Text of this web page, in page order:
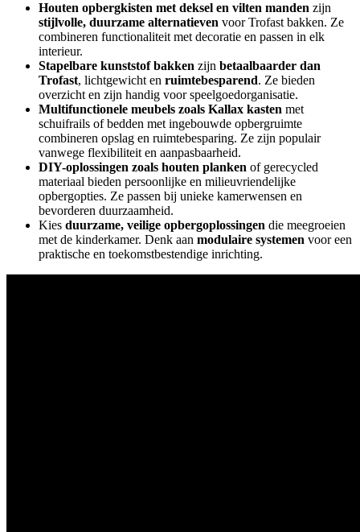
Houten opbergkisten met deksel en vilten manden zijn
stijlvolle, duurzame alternatieven voor Trofast bakken. Ze
combineren functionaliteit met decoratie en passen in elk
interieur.
Stapelbare kunststof bakken zijn betaalbaarder dan
Trofast, lichtgewicht en ruimtebesparend. Ze bieden
overzicht en zijn handig voor speelgoedorganisatie.
Multifunctionele meubels zoals Kallax kasten met
schuifrails of bedden met ingebouwde opbergruimte
combineren opslag en ruimtebesparing. Ze zijn populair
vanwege flexibiliteit en aanpasbaarheid.
DIY-oplossingen zoals houten planken of gerecycled
materiaal bieden persoonlijke en milieuvriendelijke
opbergopties. Ze passen bij unieke kamerwensen en
bevorderen duurzaamheid.
Kies duurzame, veilige opbergoplossingen die meegroeien
met de kinderkamer. Denk aan modulaire systemen voor een
praktische en toekomstbestendige inrichting.